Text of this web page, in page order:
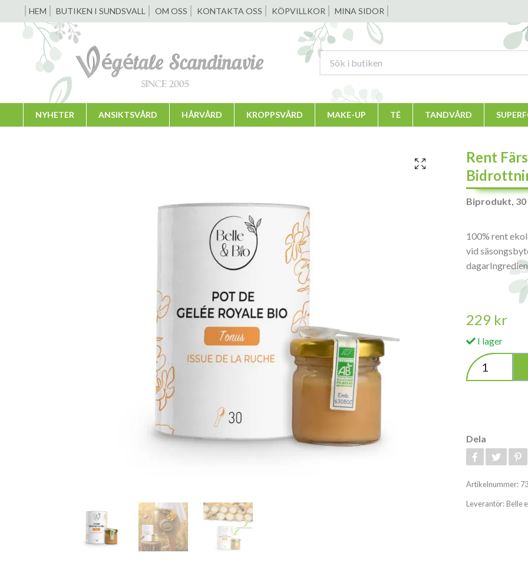
HEM BUTIKEN I SUNDSVALL OM OSS KONTAKTA OSS KÖPVILLKOR MINA SIDOR
NYHETER ANSIKTSVÅRD HÅRVÅRD KROPPSVÅRD MAKE-UP TÉ TANDVÅRD
Rent
Biprodukt, 30
100% rent
vid
229 kr
I lager
Dela
Artikelnummer:
Leverantör: Belle